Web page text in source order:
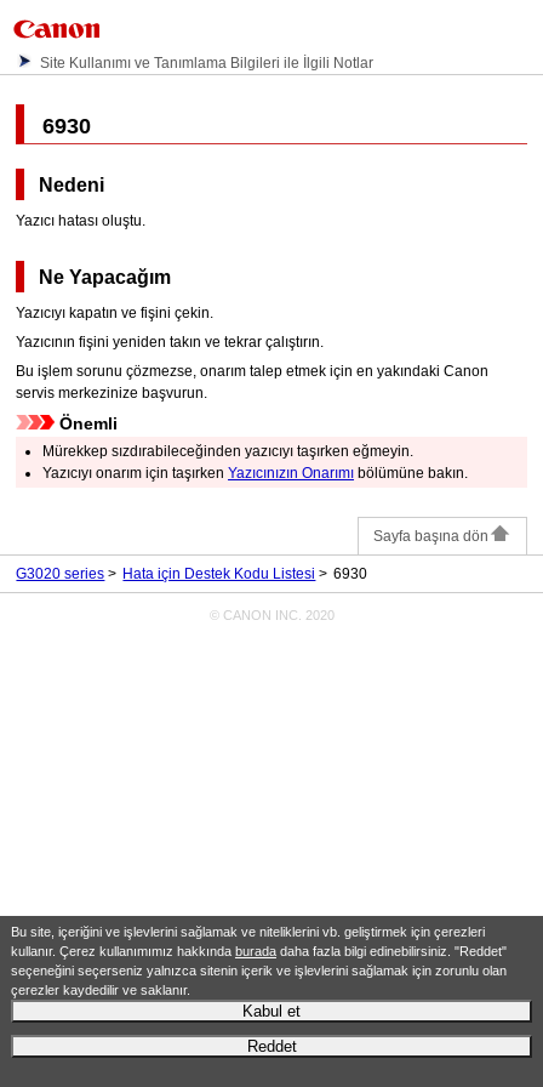
Bu site, içeriğini ve işlevlerini sağlamak ve niteliklerini vb. geliştirmek için çerezleri
kullanır. Çerez kullanımımız hakkında buradadaha fazla bilgi edinebilirsiniz. "Reddet"
seçeneğini seçerseniz yalnızca sitenin içerik ve işlevlerini sağlamak için zorunlu olan
çerezler kaydedilir ve saklanır.
Kabul et
Reddet
Site Kullanımı ve Tanımlama Bilgileri ile İlgili Notlar
6930
Nedeni
Yazıcı hatası oluştu.
Ne Yapacağım
Yazıcıyı kapatın ve fişini çekin.
Yazıcının fişini yeniden takın ve tekrar çalıştırın.
Bu işlem sorunu çözmezse, onarım talep etmek için en yakındakiCanon
servis merkezinize başvurun.
Önemli
Mürekkep sızdırabileceğindenyazıcıyı taşırken eğmeyin.
Yazıcıyı onarım için taşırkenYazıcınızın Onarımı bölümüne bakın.
Sayfa başına dön
G3020 series Hata için Destek Kodu Listesi 6930
© CANON INC. 2020